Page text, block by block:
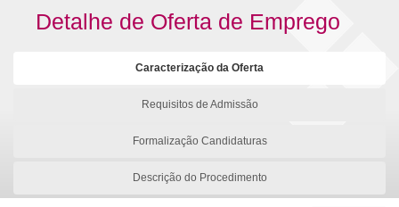
Detalhe de Oferta de Emprego
Caracterização da Oferta
Requisitos de Admissão
Formalização Candidaturas
Descrição do Procedimento